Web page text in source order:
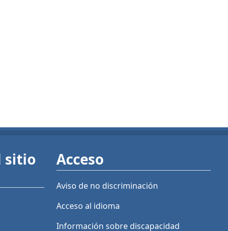
sitio
Acceso
Aviso de no discriminación
Acceso al idioma
Información sobre discapacidad